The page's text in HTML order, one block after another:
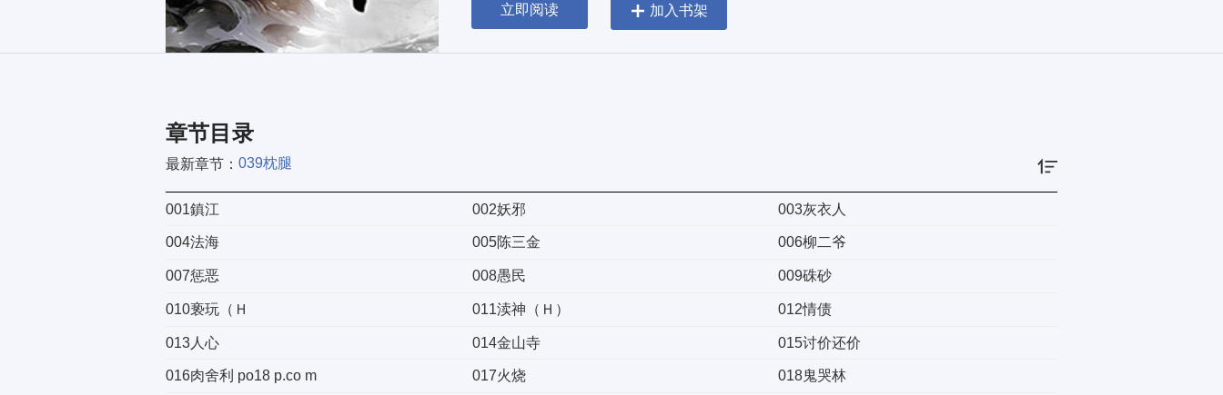
官驿站、冯河龙山... 谁知最后一难却是她。 小青只能忍痛告别法海，向来看不起妖
物的男人却哀求着她别走，小青还是狠下心离开法海。 好消息，小青赌赢了。 坏消
立即阅读 加入书架
章节目录
最新章节： 039枕腿
001鎮江 002妖邪 003灰衣人
004法海 005陈三金 006柳二爷
007惩恶 008愚民 009硃砂
010亵玩（Ｈ 011渎神（Ｈ） 012情债
013人心 014金山寺 015讨价还价
016肉舍利 po18 p.co m 017火烧 018鬼哭林